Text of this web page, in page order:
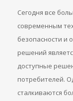
Сегодня все
современным
безопасности и
решений
доступные
потребителей.
сталкиваются